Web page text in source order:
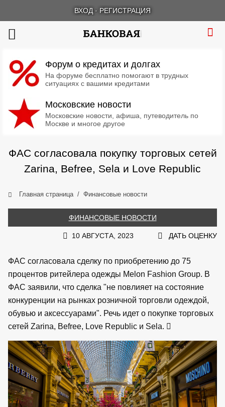
ВХОД · РЕГИСТРАЦИЯ
Форум о кредитах и долгах
На форуме бесплатно помогают в трудных
ситуациях с вашими кредитами
Московские новости
Московские новости, афиша, путеводитель по
Москве и многое другое
ФАС согласовала покупку торговых сетей
Zarina, Befree, Sela и Love Republic
Главная страница Финансовые новости
ФИНАНСОВЫЕ НОВОСТИ
10 АВГУСТА, 2023 ДАТЬ ОЦЕНКУ
ФАС согласовала сделку по приобретению до 75
процентов ритейлера одежды Melon Fashion Group. В
ФАС заявили, что сделка "не повлияет на состояние
конкуренции на рынках розничной торговли одеждой,
обувью и аксессуарами". Речь идет о покупке торговых
сетей Zarina, Befree, Love Republic и Sela.